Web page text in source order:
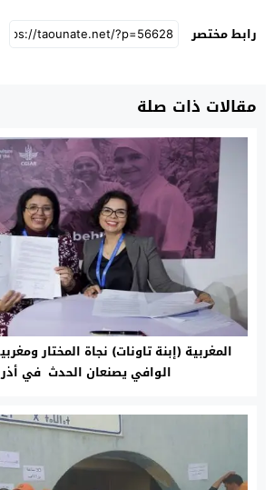
رابط مختصر
مقالات ذات صلة
المغربية (إبنة تاونات) نجاة المختار
الوافي يصنعان الحدث في